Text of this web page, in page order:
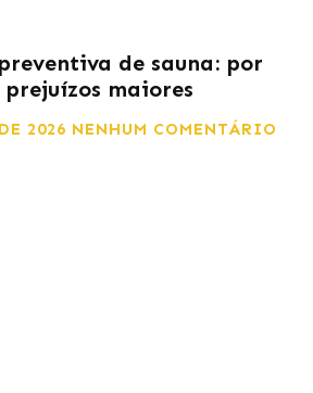
de sauna: por
maiores
2026 NENHUM COMENTÁRIO